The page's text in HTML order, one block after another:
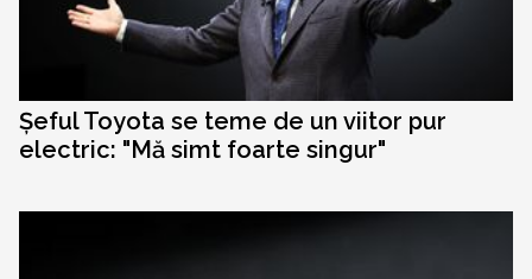
Șeful Toyota se teme de un viitor pur
electric: "Mă simt foarte singur"